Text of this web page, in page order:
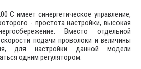
C имеет синергетическое управление,
- простота настройки, высокая
Вместо отдельной
подачи проволоки и величины
для настройки данной модели
одним регулятором.